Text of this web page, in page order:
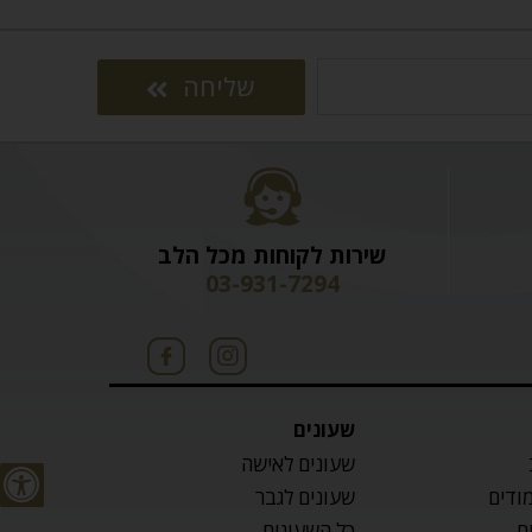
שליחה
שירות לקוחות מכל הלב
03-931-7294
שעונים
שעונים לאישה
שעונים לגבר